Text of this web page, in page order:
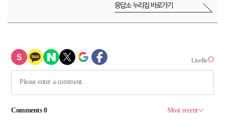
응답소 누리집 바로가기